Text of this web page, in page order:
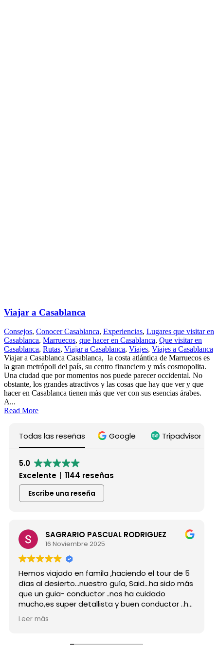
Viajar a Casablanca
Consejos, Conocer Casablanca, Experiencias, Lugares que visitar en
Casablanca, Marruecos, que hacer en Casablanca, Que visitar en
Casablanca, Rutas, Viajar a Casablanca, Viajes, Viajes a Casablanca
Viajar a Casablanca Casablanca, la costa atlántica de Marruecos es
la gran metrópoli del país, su centro financiero y más cosmopolita.
Una ciudad que por momentos nos puede parecer occidental. No
obstante, los grandes atractivos y las cosas que hay que ver y que
hacer en Casablanca tienen más que ver con sus esencias árabes.
A...
Read More
Todas las reseñas Google Tripadvisor
5.0
Excelente
1144 reseñas
Escribe una reseña
SAGRARIO PASCUAL RODRIGUEZ
16 Noviembre 2025
viajado en famila ,haciendo el tour de 5
guía, Said...ha sido más
guia- conductor ..nos ha cuidado
super detallista y buen conductor ..ha
atento a todas nuestras peticiones y
muchos lugares
Hicimos
grupo de
Desde mi